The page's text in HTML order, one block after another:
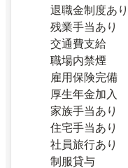
退職金制度あり
残業手当あり
交通費支給
職場内禁煙
雇用保険完備
厚生年金加入
家族手当あり
住宅手当あり
社員旅行あり
制服貸与